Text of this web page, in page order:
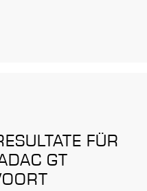
FÜR
GT